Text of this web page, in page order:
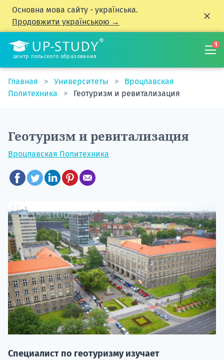
Основна мова сайту - українська.
Продовжити українською →
центр польского образования
1
Главная Университеты
Вроцлавская
Политехника
Геотуризм и ревитализация
Геотуризм и ревитализация
Вроцлавская Политехника
Специалист по геотуризму изучает